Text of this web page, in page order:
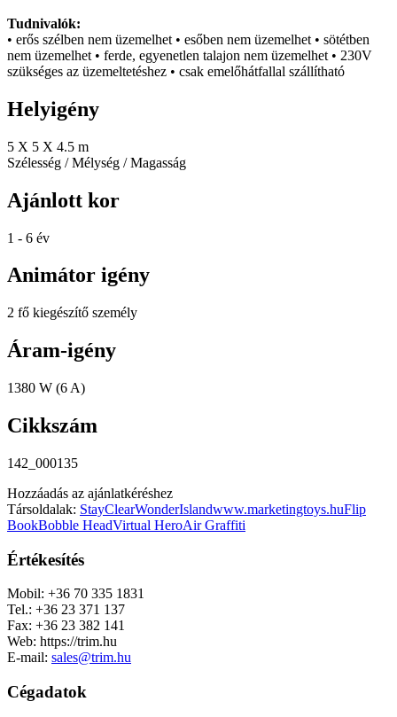
Tudnivalók:
• erős szélben nem üzemelhet • esőben nem üzemelhet • sötétben
nem üzemelhet • ferde, egyenetlen talajon nem üzemelhet • 230V
szükséges az üzemeltetéshez • csak emelőhátfallal szállítható
Helyigény
5 X 5 X 4.5 m
Szélesség / Mélység / Magasság
Ajánlott kor
1 - 6 év
Animátor igény
2 fő kiegészítő személy
Áram-igény
1380 W (6 A)
Cikkszám
142_000135
Hozzáadás az ajánlatkéréshez
Társoldalak: StayClearWonderIslandwww.marketingtoys.huFlip
BookBobble HeadVirtual HeroAir Graffiti
Értékesítés
Mobil: +36 70 335 1831
Tel.: +36 23 371 137
Fax: +36 23 382 141
Web: https://trim.hu
E-mail: sales@trim.hu
Cégadatok